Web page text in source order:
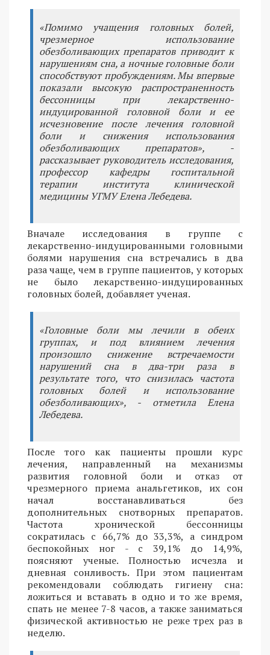
«Помимо учащения головных болей,
чрезмерное использование
обезболивающих препаратов приводит к
нарушениям сна, а ночные головные боли
способствуют пробуждениям. Мы впервые
показали высокую распространенность
бессонницы при лекарственно-
индуцированной головной боли и ее
исчезновение после лечения головной
боли и снижения использования
обезболивающих препаратов», -
рассказывает руководитель исследования,
профессор кафедры госпитальной
терапии института клинической
медицины УГМУ Елена Лебедева.
Вначале исследования в группе с
лекарственно-индуцированными головными
болями нарушения сна встречались в два
раза чаще, чем в группе пациентов, у которых
не было лекарственно-индуцированных
головных болей, добавляет ученая.
«Головные боли мы лечили в обеих
группах, и под влиянием лечения
произошло снижение встречаемости
нарушений сна в два-три раза в
результате того, что снизилась частота
головных болей и использование
обезболивающих», - отметила Елена
Лебедева.
После того как пациенты прошли курс
лечения, направленный на механизмы
развития головной боли и отказ от
чрезмерного приема анальгетиков, их сон
начал восстанавливаться без
дополнительных снотворных препаратов.
Частота хронической бессонницы
сократилась с 66,7% до 33,3%, а синдром
беспокойных ног - с 39,1% до 14,9%,
поясняют ученые. Полностью исчезла и
дневная сонливость. При этом пациентам
рекомендовали соблюдать гигиену сна:
ложиться и вставать в одно и то же время,
спать не менее 7-8 часов, а также заниматься
физической активностью не реже трех раз в
неделю.